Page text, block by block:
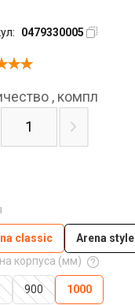
0479330005
classic Arena style
корпуса (мм)
900
1000
, компл